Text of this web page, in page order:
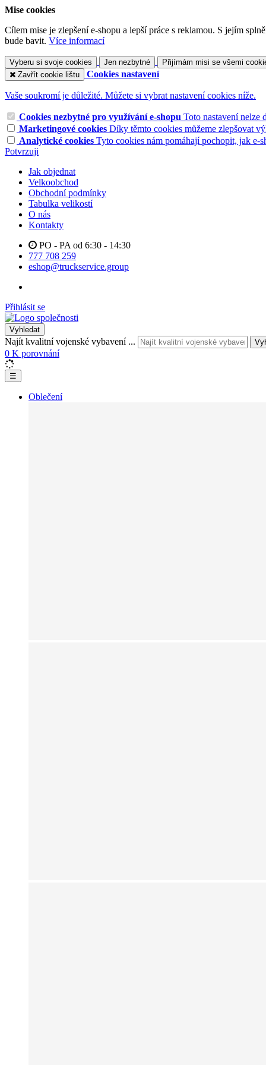
Mise cookies
Cílem mise je zlepšení e-shopu a lepší práce s reklamou. S jejím
bude bavit. Více informací
Vyberu si svoje cookies Jen nezbytné
Přijímám misi se všemi
Zavřít cookie lištu
Cookies nastavení
Vaše soukromí je důležité. Můžete si vybrat nastavení cookies níže.
Cookies nezbytné pro využívání e-shopu Toto nastavení nelze
Marketingové cookies Díky těmto cookies můžeme zlepšovat
Analytické cookies Tyto cookies nám pomáhají pochopit, jak e-
Potvrzuji
Jak objednat
Velkoobchod
Obchodní podmínky
Tabulka velikostí
O nás
Kontakty
PO - PA od 6:30 - 14:30
777 708 259
eshop@truckservice.group
Přihlásit se
Vyhledat
Najít kvalitní vojenské vybavení ...
0 K porovnání
☰
Oblečení